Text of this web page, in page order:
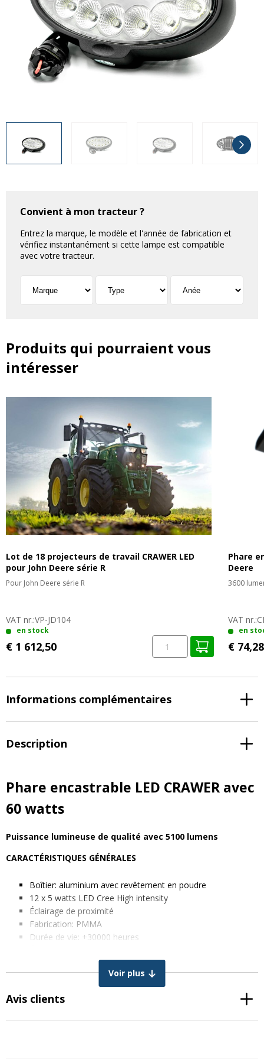
Divers
Questions fréquemment posées
À propos
09 70 24 66 76
[email protected]
Divers
Voir tout
Convient à mon tracteur ?
Entrez la marque, le modèle et l'année de fabrication et
vérifiez instantanément si cette lampe est compatible
avec votre tracteur.
Produits qui pourraient vous
intéresser
Lot de 18 projecteurs de travail CRAWER LED
pour John Deere série R
Pour John Deere série R
VAT nr.:VP-JD104
en stock
€ 1 612,50
Phare
Deere
3600
VAT nr.:
en
€ 74,28
Informations complémentaires
Description
Phare encastrable LED CRAWER avec
60 watts
Puissance lumineuse de qualité avec 5100 lumens
CARACTÉRISTIQUES GÉNÉRALES
Boîtier: aluminium avec revêtement en poudre
12 x 5 watts LED Cree High intensity
Éclairage de proximité
Fabrication: PMMA
Durée de vie: +30000 heures
Raccord: Prise 9005/9006
CARACTÉRISTIQUES TECHNIQUES
Couleur lumière: Blanc froid
Voir plus
Avis clients